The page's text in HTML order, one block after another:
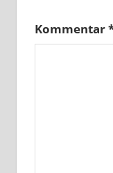
Kommentar